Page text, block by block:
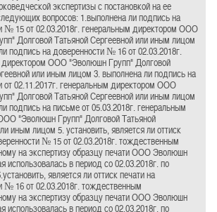
экспертизы с постановкой на ее
вопросов: 1.выполнена ли подпись на
№ 15 от 02.03.2018г. генеральным директором ООО
Долговой Татьяной Сергеевной или иным лицом
подпись на доверенности № 16 от 02.03.2018г.
директором ООО "Эволюшн Групп" Долговой
или иным лицом 3. выполнена ли подпись на
от 02.11.2017г. генеральным директором ООО
Долговой Татьяной Сергеевной или иным лицом
подпись на письме от 05.03.2018г. генеральным
"Эволюшн Групп" Долговой Татьяной
иным лицом 5. установить, является ли оттиск
№ 15 от 02.03.2018г. тождественным
на экспертизу образцу печати ООО Эволюшн
использовалась в период со 02.03.2018г. по
является ли оттиск печати на
№ 16 от 02.03.2018г. тождественным
на экспертизу образцу печати ООО Эволюшн
использовалась в период со 02.03.2018г. по